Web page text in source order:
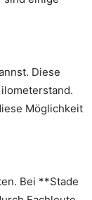
Diese
Möglichkeit
Bei **Stade